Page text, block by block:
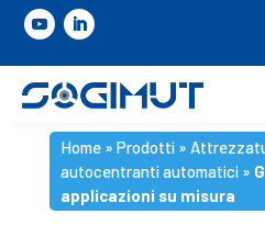
Home» Prodotti»
autocentranti automatici»
applicazioni su misura